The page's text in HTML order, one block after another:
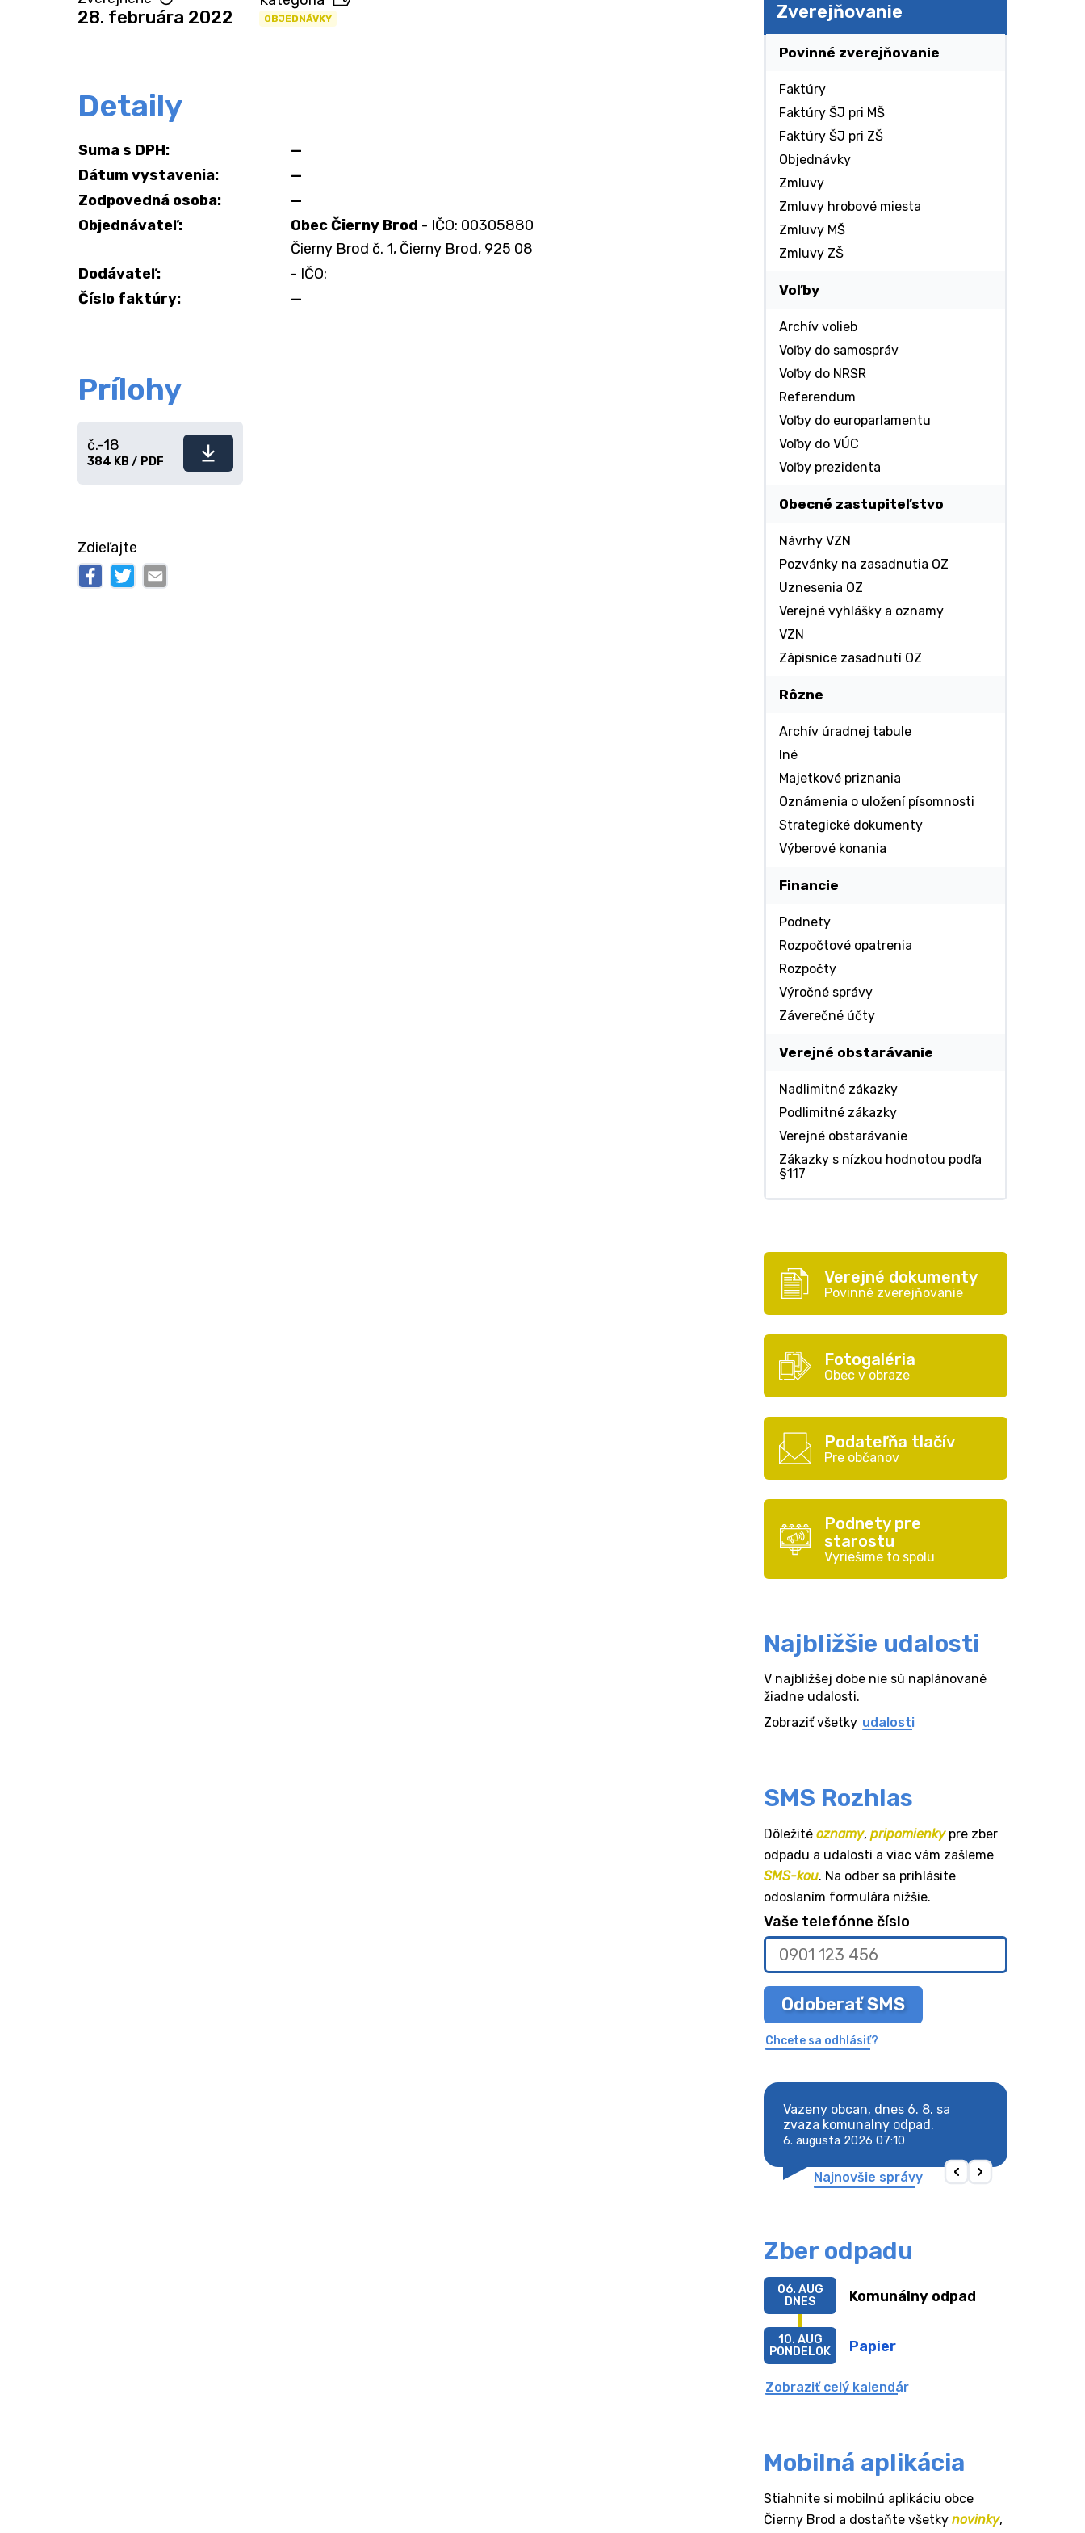
28. februára 2022 OBJEDNÁVKY
Detaily
Suma s DPH:
—
Dátum vystavenia:
—
Zodpovedná osoba:
—
Objednávateľ:
Obec Čierny Brod - IČO: 00305880
Čierny Brod č. 1, Čierny Brod, 925 08
Dodávateľ:
- IČO:
Číslo faktúry:
—
Prílohy
Stiahnuť
č.-18
384 KB / PDF
Zdieľajte
Zverejňovanie
Povinné zverejňovanie
Faktúry
Faktúry ŠJ pri MŠ
Faktúry ŠJ pri ZŠ
Objednávky
Zmluvy
Zmluvy hrobové miesta
Zmluvy MŠ
Zmluvy ZŠ
Voľby
Archív volieb
Voľby do samospráv
Voľby do NRSR
Referendum
Voľby do europarlamentu
Voľby do VÚC
Voľby prezidenta
Obecné zastupiteľstvo
Návrhy VZN
Pozvánky na zasadnutia OZ
Uznesenia OZ
Verejné vyhlášky a oznamy
VZN
Zápisnice zasadnutí OZ
Rôzne
Archív úradnej tabule
Iné
Majetkové priznania
Oznámenia o uložení písomnosti
Strategické dokumenty
Výberové konania
Financie
Podnety
Rozpočtové opatrenia
Rozpočty
Výročné správy
Záverečné účty
Verejné obstarávanie
Nadlimitné zákazky
Podlimitné zákazky
Verejné obstarávanie
Zákazky s nízkou hodnotou podľa
§117
Verejné dokumenty
Povinné zverejňovanie
Fotogaléria
Obec v obraze
Podateľňa tlačív
Pre občanov
Podnety pre
starostu
Vyriešime to spolu
Najbližšie udalosti
V najbližšej dobe nie sú naplánované
žiadne udalosti.
Zobraziť všetky udalosti
SMS Rozhlas
Dôležité oznamy, pripomienkypre zber
odpadu a udalosti a viac vám zašleme
SMS-kou. Na odber sa prihlásite
odoslaním formulára nižšie.
Vaše telefónne číslo
Odoberať SMS
Chcete sa odhlásiť?
Vazeny obcan, dnes 6. 8. sa
zvaza komunalny odpad.
6. augusta 2026 07:10
Najnovšie správy
Zber odpadu
Komunálny odpad
06. AUG
DNES
Papier
10. AUG
PONDELOK
Zobraziť celý kalendár
Mobilná aplikácia
Stiahnite si mobilnú aplikáciu obce
Čierny Brod a dostaňte všetky novinky,